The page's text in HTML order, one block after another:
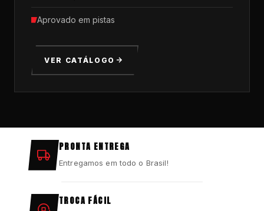
Aprovado em pistas
VER CATÁLOGO
PRONTA ENTREGA
Entregamos em todo o Brasil!
TROCA FÁCIL